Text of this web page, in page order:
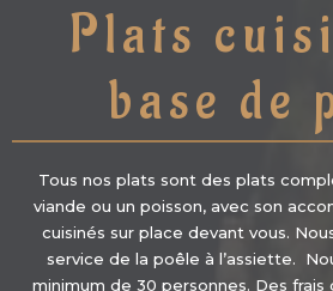
Plats
base de
Tous nos plats sont des plats
viande ou un poisson, avec son
cuisinés sur place devant vous.
service de la poêle à l’assiette.
minimum de 30 personnes. Des